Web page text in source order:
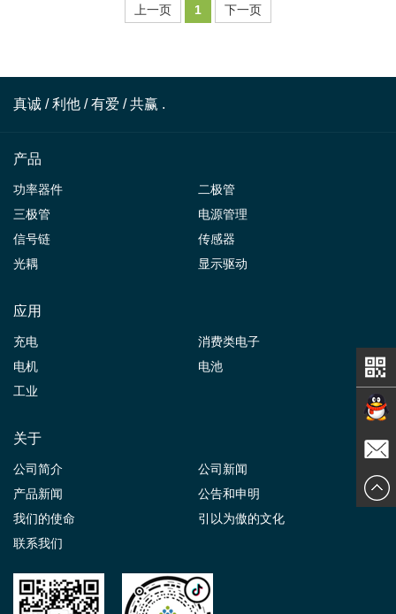
上一页 1 下一页
真诚 / 利他 / 有爱 / 共赢 .
产品
功率器件
二极管
三极管
电源管理
信号链
传感器
光耦
显示驱动
应用
充电
消费类电子
电机
电池
工业
关于
公司简介
公司新闻
产品新闻
公告和申明
我们的使命
引以为傲的文化
联系我们
在线交
谈
发送邮